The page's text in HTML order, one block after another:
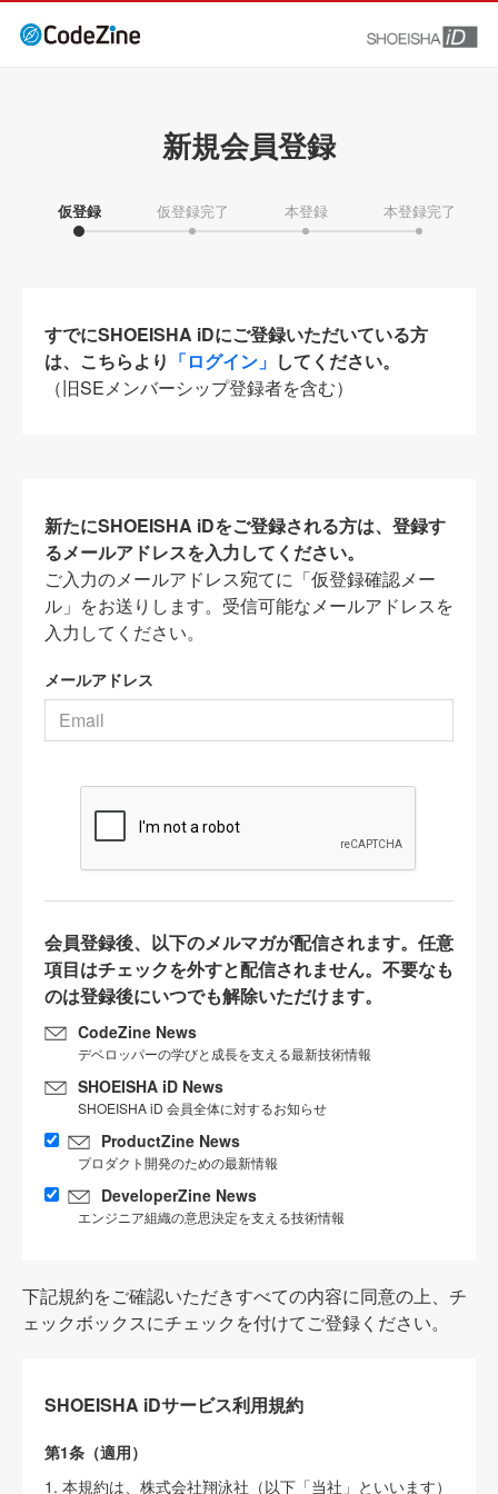
新規会員登録
仮登録 仮登録完了 本登録 本登録完了
すでにSHOEISHA iDにご登録いただいている方
は、こちらより 「ログイン」 してください。
（旧SEメンバーシップ登録者を含む）
新たにSHOEISHA iDをご登録される方は、登録す
るメールアドレスを入力してください。
ご入力のメールアドレス宛てに「仮登録確認メー
ル」をお送りします。受信可能なメールアドレスを
入力してください。
メールアドレス
会員登録後、以下のメルマガが配信されます。任意
項目はチェックを外すと配信されません。不要なも
のは登録後にいつでも解除いただけます。
CodeZine News
デベロッパーの学びと成長を支える最新技術情報
SHOEISHA iD News
SHOEISHA iD 会員全体に対するお知らせ
ProductZine News
プロダクト開発のための最新情報
DeveloperZine News
エンジニア組織の意思決定を支える技術情報
下記規約をご確認いただきすべての内容に同意の上、チ
ェックボックスにチェックを付けてご登録ください。
SHOEISHA iDサービス利用規約
第1条（適用）
1. 本規約は、株式会社翔泳社（以下「当社」といいます）